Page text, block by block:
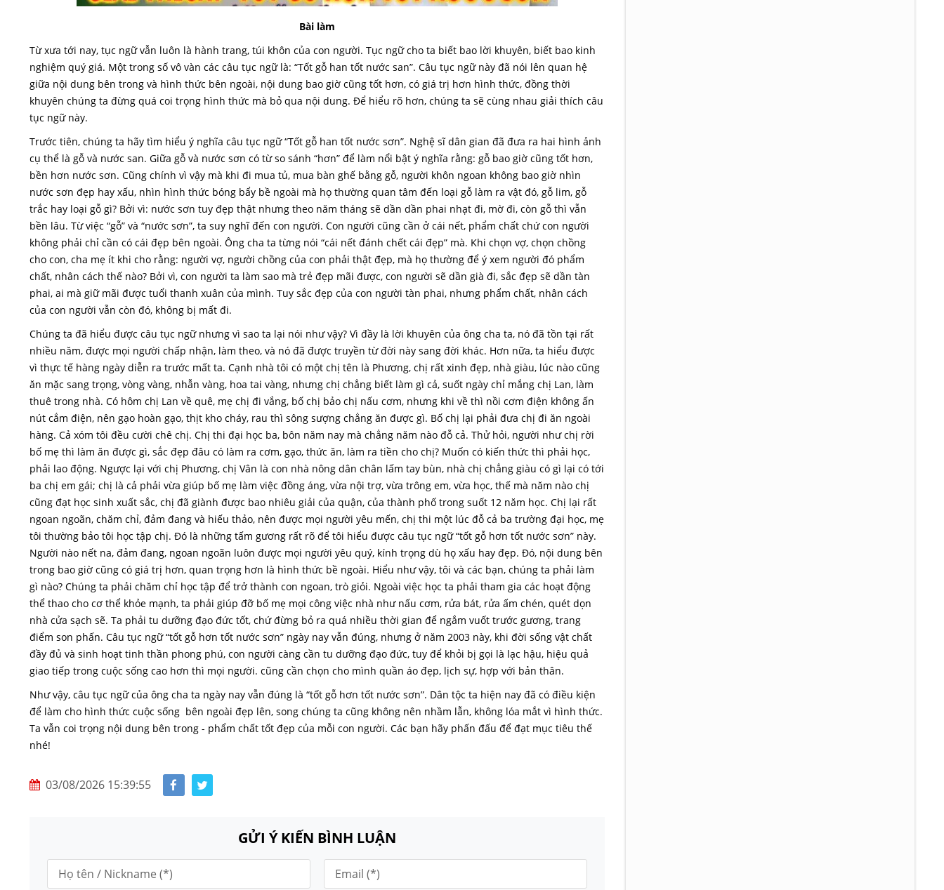
Bài làm
Từ xưa tới nay, tục ngữ vẫn luôn là hành trang, túi khôn của con người. Tục ngữ cho ta biết bao lời khuyên, biết bao kinh
nghiệm quý giá. Một trong số vô vàn các câu tục ngữ là: “Tốt gỗ han tốt nước san”. Câu tục ngữ này đã nói lên quan hệ
giữa nội dung bên trong và hình thức bên ngoài, nội dung bao giờ cũng tốt hơn, có giá trị hơn hình thức, đồng thời
khuyên chúng ta đừng quá coi trọng hình thức mà bỏ qua nội dung. Để hiểu rõ hơn, chúng ta sẽ cùng nhau giải thích câu
tục ngữ này.
Trước tiên, chúng ta hãy tìm hiểu ý nghĩa câu tục ngữ “Tốt gỗ han tốt nước sơn”. Nghệ sĩ dân gian đã đưa ra hai hình ảnh
cụ thể là gỗ và nước san. Giữa gỗ và nước sơn có từ so sánh “hơn” để làm nổi bật ý nghĩa rằng: gỗ bao giờ cũng tốt hơn,
bền hơn nước sơn. Cũng chính vì vậy mà khi đi mua tủ, mua bàn ghế bằng gỗ, người khôn ngoan không bao giờ nhìn
nước sơn đẹp hay xấu, nhìn hình thức bóng bẩy bề ngoài mà họ thường quan tâm đến loại gỗ làm ra vật đó, gỗ lim, gỗ
trắc hay loại gỗ gì? Bởi vì: nước sơn tuy đẹp thật nhưng theo năm tháng sẽ dần dần phai nhạt đi, mờ đi, còn gỗ thì vẫn
bền lâu. Từ việc “gỗ” và “nước sơn”, ta suy nghĩ đến con người. Con người cũng cần ở cái nết, phẩm chất chứ con người
không phải chỉ cần có cái đẹp bên ngoài. Ông cha ta từng nói “cái nết đánh chết cái đẹp” mà. Khi chọn vợ, chọn chồng
cho con, cha mẹ ít khi cho rằng: người vợ, người chồng của con phải thật đẹp, mà họ thường để ý xem người đó phẩm
chất, nhân cách thế nào? Bởi vì, con người ta làm sao mà trẻ đẹp mãi được, con người sẽ dần già đi, sắc đẹp sẽ dần tàn
phai, ai mà giữ mãi được tuổi thanh xuân của mình. Tuy sắc đẹp của con người tàn phai, nhưng phẩm chất, nhân cách
của con người vẫn còn đó, không bị mất đi.
Chúng ta đã hiểu được câu tục ngữ nhưng vì sao ta lại nói như vậy? Vì đầy là lời khuyên của ông cha ta, nó đã tồn tại rất
nhiều năm, được mọi người chấp nhận, làm theo, và nó đã được truyền từ đời này sang đời khác. Hơn nữa, ta hiểu được
vì thực tế hàng ngày diễn ra trước mất ta. Cạnh nhà tôi có một chị tên là Phương, chị rất xinh đẹp, nhà giàu, lúc nào cũng
ăn mặc sang trọng, vòng vàng, nhẫn vàng, hoa tai vàng, nhưng chị chẳng biết làm gì cả, suốt ngày chỉ mắng chị Lan, làm
thuê trong nhà. Có hôm chị Lan về quê, mẹ chị đi vắng, bố chị bảo chị nấu cơm, nhưng khi về thì nồi cơm điện không ấn
nút cắm điện, nên gạo hoàn gạo, thịt kho cháy, rau thì sông sượng chẳng ăn được gì. Bố chị lại phải đưa chị đi ăn ngoài
hàng. Cả xóm tôi đều cười chê chị. Chị thi đại học ba, bôn năm nay mà chẳng năm nào đỗ cả. Thử hỏi, người như chị rời
bố mẹ thì làm ăn được gì, sắc đẹp đâu có làm ra cơm, gạo, thức ăn, làm ra tiền cho chị? Muốn có kiến thức thì phải học,
phải lao động. Ngược lại với chị Phương, chị Vân là con nhà nông dân chân lấm tay bùn, nhà chị chẳng giàu có gì lại có tới
ba chị em gái; chị là cả phải vừa giúp bố mẹ làm việc đồng áng, vừa nội trợ, vừa trông em, vừa học, thế mà năm nào chị
cũng đạt học sinh xuất sắc, chị đã giành được bao nhiêu giải của quận, của thành phố trong suốt 12 năm học. Chị lại rất
ngoan ngoãn, chăm chỉ, đảm đang và hiếu thảo, nên được mọi người yêu mến, chị thi một lúc đỗ cả ba trường đại học, mẹ
tôi thường bảo tôi học tập chị. Đó là những tấm gương rất rõ để tôi hiểu được câu tục ngữ “tốt gỗ hơn tốt nước sơn” này.
Người nào nết na, đảm đang, ngoan ngoãn luôn được mọi người yêu quý, kính trọng dù họ xấu hay đẹp. Đó, nội dung bên
trong bao giờ cũng có giá trị hơn, quan trọng hơn là hình thức bề ngoài. Hiểu như vậy, tôi và các bạn, chúng ta phải làm
gì nào? Chúng ta phải chăm chỉ học tập để trở thành con ngoan, trò giỏi. Ngoài việc học ta phải tham gia các hoạt động
thể thao cho cơ thể khỏe mạnh, ta phải giúp đỡ bố mẹ mọi công việc nhà như nấu cơm, rửa bát, rửa ấm chén, quét dọn
nhà cửa sạch sẽ. Ta phải tu dưỡng đạo đức tốt, chứ đừng bỏ ra quá nhiều thời gian để ngắm vuốt trước gương, trang
điểm son phấn. Câu tục ngữ “tốt gỗ hơn tốt nước sơn” ngày nay vẫn đúng, nhưng ở năm 2003 này, khi đời sống vật chất
đầy đủ và sinh hoạt tinh thần phong phú, con người càng cần tu dưỡng đạo đức, tuy để khỏi bị gọi là lạc hậu, hiệu quả
giao tiếp trong cuộc sống cao hơn thì mọi người. cũng cần chọn cho mình quần áo đẹp, lịch sự, hợp với bản thân.
Như vậy, câu tục ngữ của ông cha ta ngày nay vẫn đúng là “tốt gỗ hơn tốt nước sơn”. Dân tộc ta hiện nay đã có điều kiện
để làm cho hình thức cuộc sống bên ngoài đẹp lên, song chúng ta cũng không nên nhầm lẫn, không lóa mắt vì hình thức.
Ta vẫn coi trọng nội dung bên trong - phẩm chất tốt đẹp của mỗi con người. Các bạn hãy phấn đấu để đạt mục tiêu thế
nhé!
03/08/2026 15:39:55
GỬI Ý KIẾN BÌNH LUẬN